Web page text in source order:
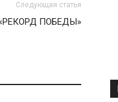
Следующая статья
ПОБЕДЫ»